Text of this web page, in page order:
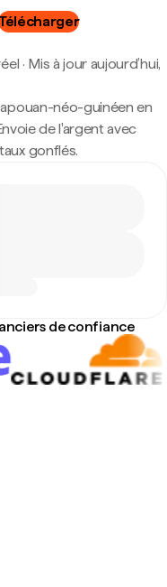
· Mis à jour aujourd’hui,
néo-guinéen en
de l'argent avec
gonflés.
de confiance